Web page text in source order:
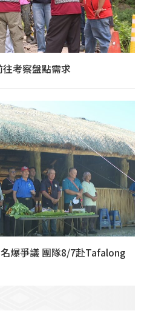
考察盤點需求
名爆爭議 團隊8/7赴Tafalong